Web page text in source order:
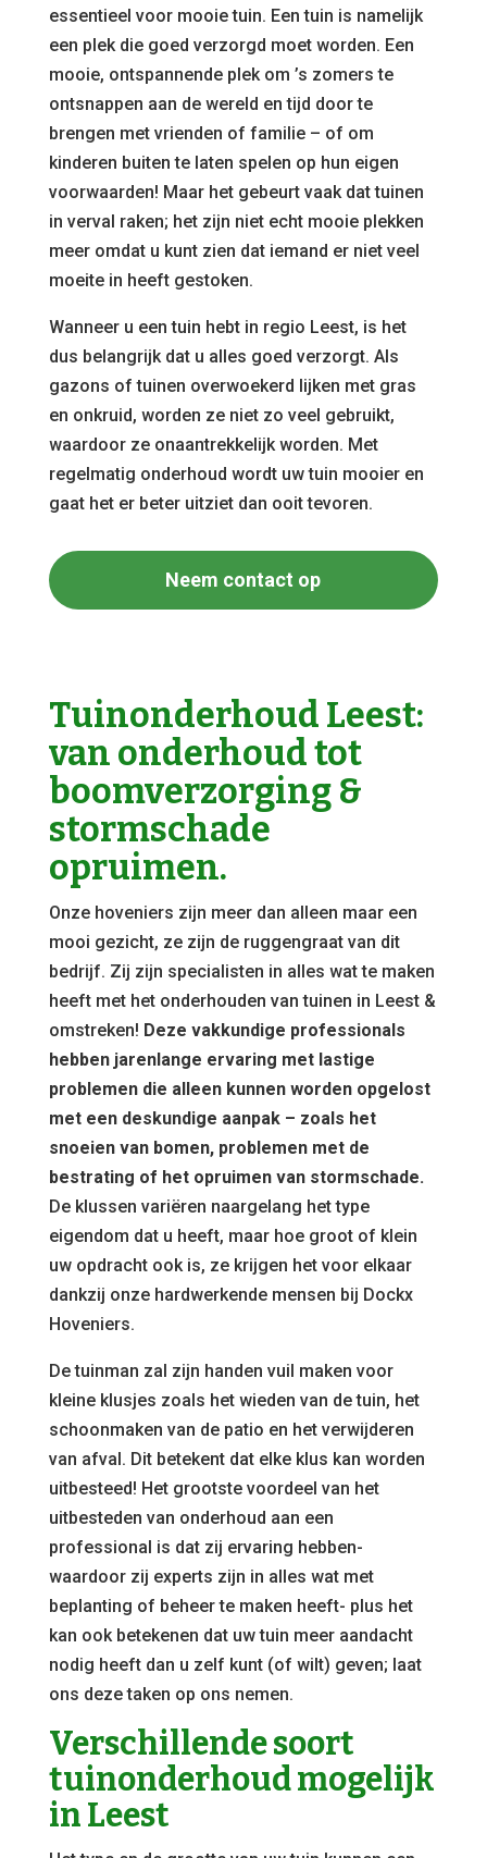
essentieel voor mooie tuin. Een tuin is namelijk
een plek die goed verzorgd moet worden. Een
mooie, ontspannende plek om ’s zomers te
ontsnappen aan de wereld en tijd door te
brengen met vrienden of familie – of om
kinderen buiten te laten spelen op hun eigen
voorwaarden! Maar het gebeurt vaak dat tuinen
in verval raken; het zijn niet echt mooie plekken
meer omdat u kunt zien dat iemand er niet veel
moeite in heeft gestoken.
Wanneer u een tuin hebt in regio Leest, is het
dus belangrijk dat u alles goed verzorgt. Als
gazons of tuinen overwoekerd lijken met gras
en onkruid, worden ze niet zo veel gebruikt,
waardoor ze onaantrekkelijk worden. Met
regelmatig onderhoud wordt uw tuin mooier en
gaat het er beter uitziet dan ooit tevoren.
Neem contact op
Tuinonderhoud Leest:
van onderhoud tot
boomverzorging &
stormschade
opruimen.
Onze hoveniers zijn meer dan alleen maar een
mooi gezicht, ze zijn de ruggengraat van dit
bedrijf. Zij zijn specialisten in alles wat te maken
heeft met het onderhouden van tuinen in Leest &
omstreken! Deze vakkundige professionals
hebben jarenlange ervaring met lastige
problemen die alleen kunnen worden opgelost
met een deskundige aanpak – zoals het
snoeien van bomen, problemen met de
bestrating of het opruimen van stormschade.
De klussen variëren naargelang het type
eigendom dat u heeft, maar hoe groot of klein
uw opdracht ook is, ze krijgen het voor elkaar
dankzij onze hardwerkende mensen bij Dockx
Hoveniers.
De tuinman zal zijn handen vuil maken voor
kleine klusjes zoals het wieden van de tuin, het
schoonmaken van de patio en het verwijderen
van afval. Dit betekent dat elke klus kan worden
uitbesteed! Het grootste voordeel van het
uitbesteden van onderhoud aan een
professional is dat zij ervaring hebben-
waardoor zij experts zijn in alles wat met
beplanting of beheer te maken heeft- plus het
kan ook betekenen dat uw tuin meer aandacht
nodig heeft dan u zelf kunt (of wilt) geven; laat
ons deze taken op ons nemen.
Verschillende soort
tuinonderhoud mogelijk
in Leest